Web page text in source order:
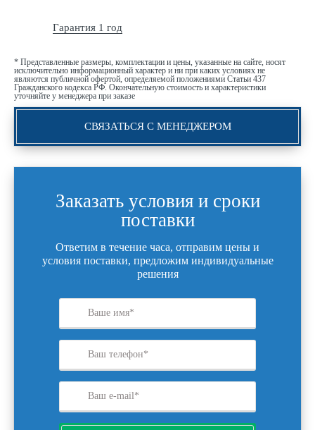
Гарантия 1 год
* Представленные размеры, комплектации и цены, указанные на сайте, носят
исключительно информационный характер и ни при каких условиях не
являются публичной офертой, определяемой положениями Статьи 437
Гражданского кодекса РФ. Окончательную стоимость и характеристики
уточняйте у менеджера при заказе
СВЯЗАТЬСЯ С МЕНЕДЖЕРОМ
Заказать условия и сроки
поставки
Ответим в течение часа, отправим цены и
условия поставки, предложим индивидуальные
решения